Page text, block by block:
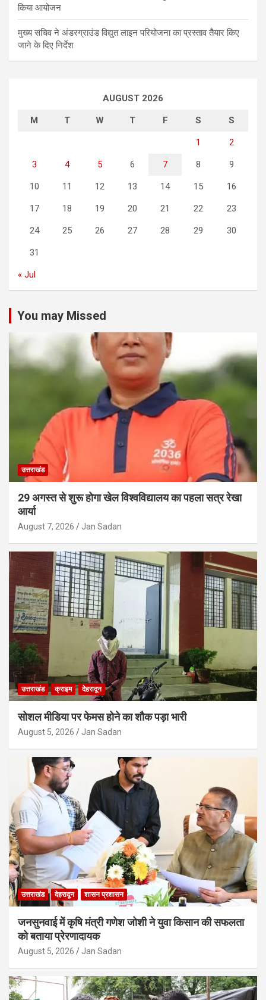
किया आयोजन
मुख्य सचिव ने अंडरग्राउंड विद्युत लाइन परियोजना का प्रस्ताव तैयार किए
जाने के दिए निर्देश
AUGUST 2026
M T W T F S S
1 2
3 4 5 6 7 8 9
10 11 12 13 14 15 16
17 18 19 20 21 22 23
24 25 26 27 28 29 30
31
« Jul
You may Missed
उत्तराखंड
29 अगस्त से शुरू होगा खेल विश्वविद्यालय का पहला सत्र रेखा
आर्या
August 7, 2026 Jan Sadan
उत्तराखंड क्राइम देहरादून
सोशल मीडिया पर फेमस होने का शौक पड़ा भारी
August 5, 2026 Jan Sadan
उत्तराखंड देहरादून शासन प्रशासन
जनसुनवाई में कृषि मंत्री गणेश जोशी ने युवा किसान की सफलता
को बताया प्रेरणादायक
August 5, 2026 Jan Sadan